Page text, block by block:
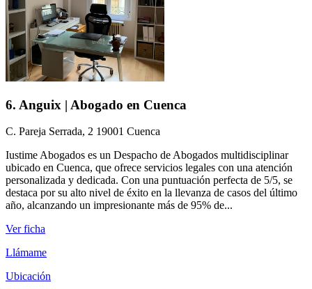
6. Anguix | Abogado en Cuenca
C. Pareja Serrada, 2 19001 Cuenca
Iustime Abogados es un Despacho de Abogados multidisciplinar
ubicado en Cuenca, que ofrece servicios legales con una atención
personalizada y dedicada. Con una puntuación perfecta de 5/5, se
destaca por su alto nivel de éxito en la llevanza de casos del último
año, alcanzando un impresionante más de 95% de...
Ver ficha
Llámame
Ubicación